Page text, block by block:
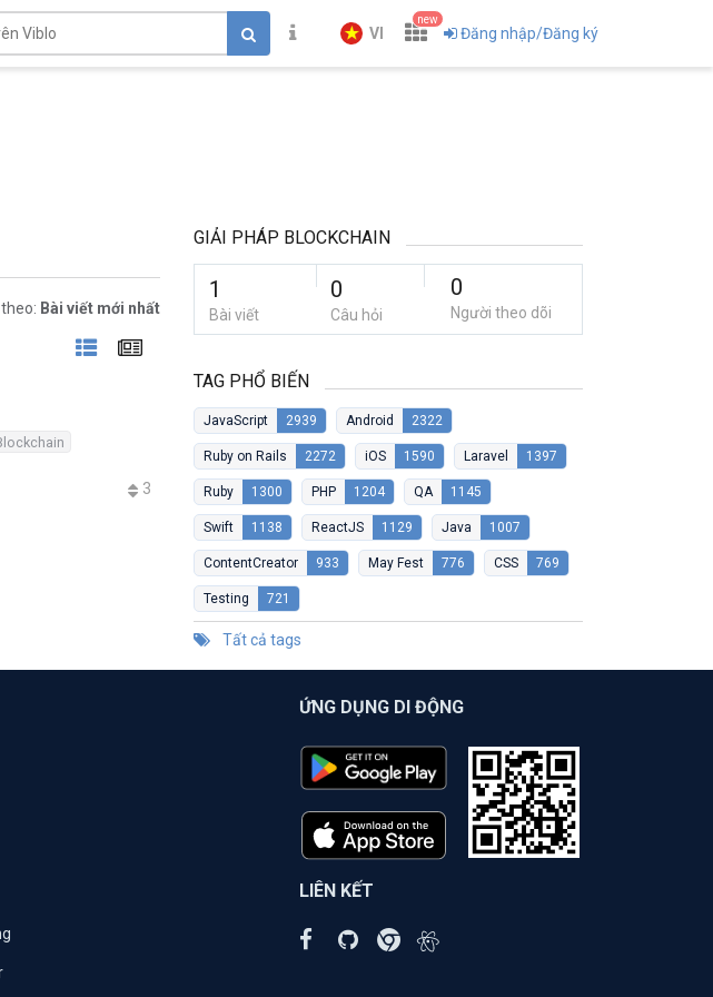
VI
new
Đăng nhập/Đăng ký
Bài viết mới nhất
3
GIẢI PHÁP BLOCKCHAIN
1
Bài viết
0
Câu hỏi
0
Người theo dõi
TAG PHỔ BIẾN
JavaScript 2939 Android 2322
Ruby on Rails 2272 iOS 1590 Laravel 1397
Ruby 1300 PHP 1204 QA 1145
Swift 1138 ReactJS 1129 Java 1007
ContentCreator 933 May Fest 776 CSS 769
Testing 721
Tất cả tags
ỨNG DỤNG DI ĐỘNG
LIÊN KẾT